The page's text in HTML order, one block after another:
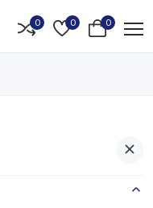
0 0 0